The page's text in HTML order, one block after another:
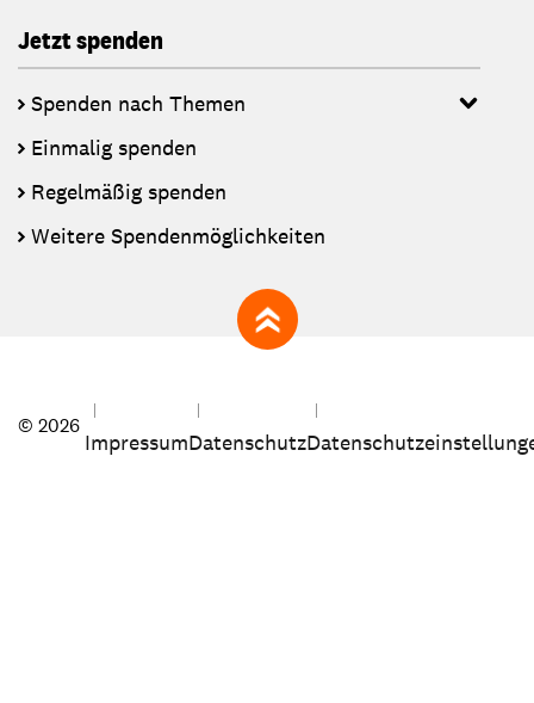
Jetzt spenden
Spenden nach Themen
Einmalig spenden
Regelmäßig spenden
Weitere Spendenmöglichkeiten
zum Seitenanfang
© 2026
ImpressumDatenschutz